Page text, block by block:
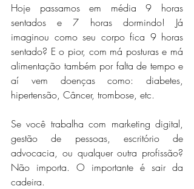
Hoje passamos em média 9 horas
sentados e 7 horas dormindo! Já
imaginou como seu corpo fica 9 horas
sentado? E o pior, com má posturas e má
alimentação também por falta de tempo e
aí vem doenças como: diabetes,
hipertensão, Câncer, trombose, etc.
Se você trabalha com marketing digital,
gestão de pessoas, escritório de
advocacia, ou qualquer outra profissão?
Não importa. O importante é sair da
cadeira.